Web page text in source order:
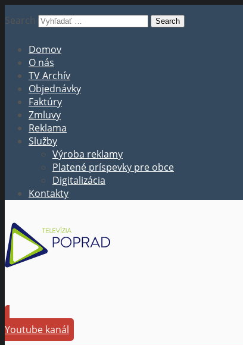
Search
Domov
O nás
TV Archív
Objednávky
Faktúry
Zmluvy
Reklama
Služby
Výroba reklamy
Platené príspevky pre obce
Digitalizácia
Kontakty
Youtube kanál